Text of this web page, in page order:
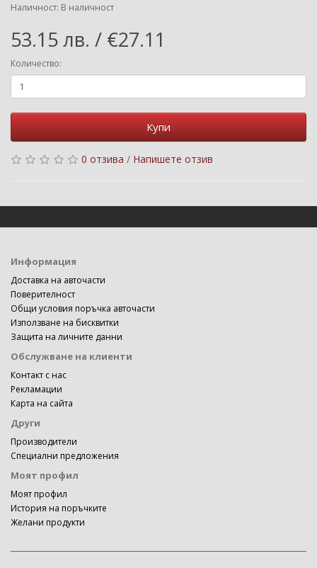
Наличност: В наличност
53.15 лв. / €27.11
Количество:
Купи
0 отзива / Напишете отзив
Информация
Доставка на авточасти
Поверителност
Общи условия поръчка авточасти
Използване на бисквитки
Защита на личните данни
Обслужване на клиенти
Контакт с нас
Рекламации
Карта на сайта
Други
Производители
Специални предложения
Моят профил
Моят профил
История на поръчките
Желани продукти